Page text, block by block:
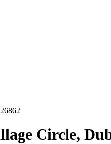
Circle,